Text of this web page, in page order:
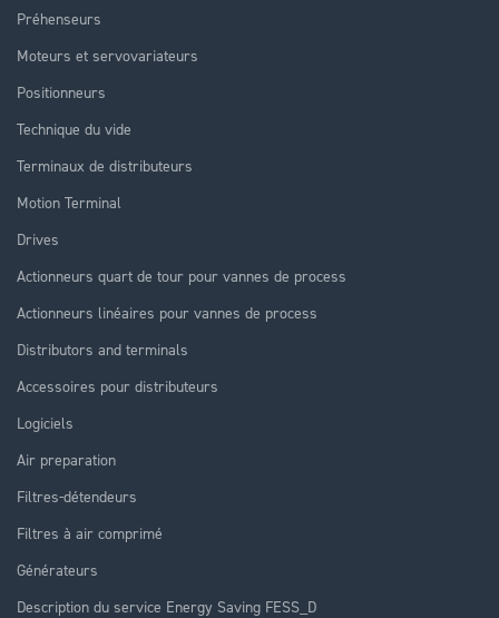
Préhenseurs
Moteurs et servovariateurs
Positionneurs
Technique du vide
Terminaux de distributeurs
Motion Terminal
Drives
Actionneurs quart de tour pour vannes de process
Actionneurs linéaires pour vannes de process
Distributors and terminals
Accessoires pour distributeurs
Logiciels
Air preparation
Filtres-détendeurs
Filtres à air comprimé
Générateurs
Description du service Energy Saving FESS_D